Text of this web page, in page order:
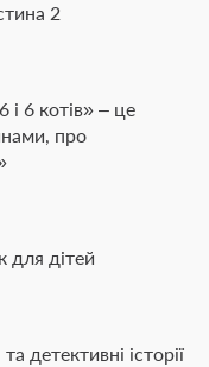
2
6 котів» – це
про
для дітей
детективні історії